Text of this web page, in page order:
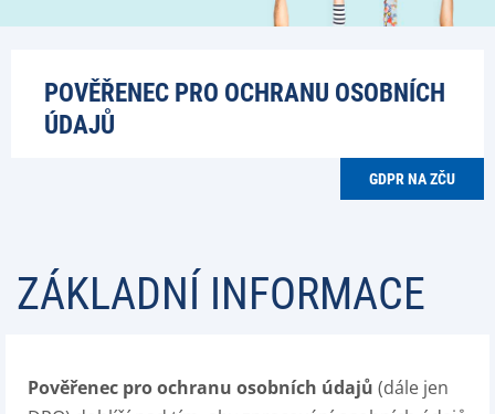
POVĚŘENEC PRO OCHRANU OSOBNÍCH
ÚDAJŮ
GDPR NA ZČU
ZÁKLADNÍ INFORMACE
Pověřenec pro ochranu osobních údajů (dále jen